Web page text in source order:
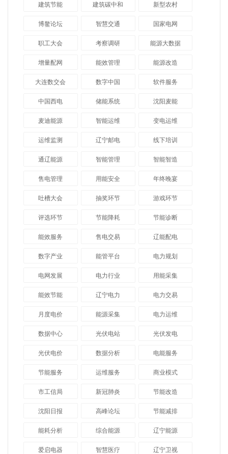
建筑节能 建筑碳中和 新型农村
博鳌论坛 智慧交通 国家电网
职工大会 考察调研 能源大数据
增量配网 能效管理 能源改造
大连数交会 数字中国 软件服务
中国西电 储能系统 沈阳麦能
麦迪能源 智能运维 变电运维
运维监测 辽宁邮电 线下培训
通辽能源 智能管理 智能智造
售电管理 用能安全 年终晚宴
吐槽大会 抽奖环节 游戏环节
评选环节 节能降耗 节能诊断
能效服务 售电交易 辽能配电
数字产业 能管平台 电力规划
电网发展 电力行业 用能采集
能效节能 辽宁电力 电力交易
月度电价 能源采集 电力运维
数据中心 光伏电站 光伏发电
光伏电价 数据分析 电能服务
节能服务 运维服务 商业模式
市工信局 新冠肺炎 节能改造
沈阳日报 高峰论坛 节能减排
能耗分析 综合能源 辽宁能源
爱启电器 智慧医疗 辽宁卫视